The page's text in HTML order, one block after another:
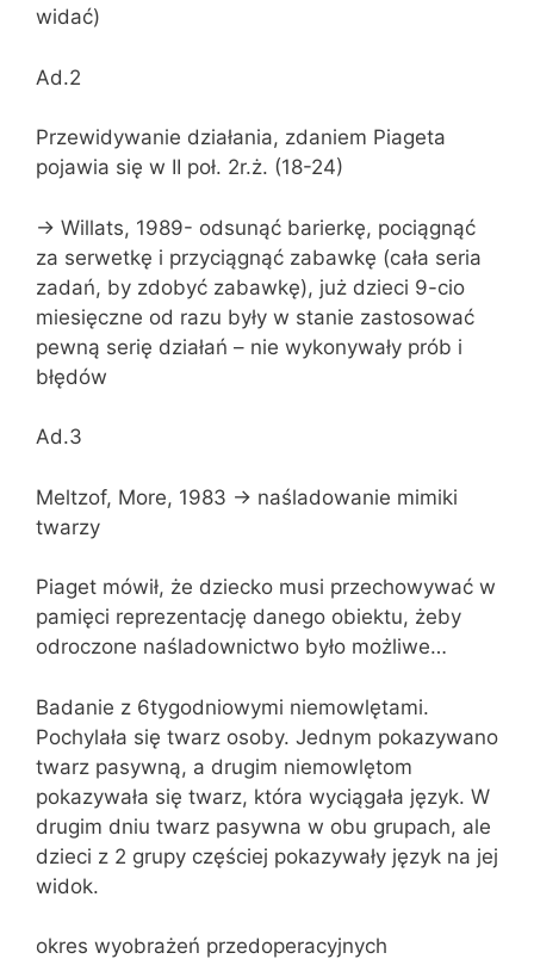
widać)
Ad.2
Przewidywanie działania, zdaniem Piageta
pojawia się w II poł. 2r.ż. (18-24)
-> Willats, 1989- odsunąć barierkę, pociągnąć
za serwetkę i przyciągnąć zabawkę (cała seria
zadań, by zdobyć zabawkę), już dzieci 9-cio
miesięczne od razu były w stanie zastosować
pewną serię działań – nie wykonywały prób i
błędów
Ad.3
Meltzof, More, 1983 -> naśladowanie mimiki
twarzy
Piaget mówił, że dziecko musi przechowywać w
pamięci reprezentację danego obiektu, żeby
odroczone naśladownictwo było możliwe…
Badanie z 6tygodniowymi niemowlętami.
Pochylała się twarz osoby. Jednym pokazywano
twarz pasywną, a drugim niemowlętom
pokazywała się twarz, która wyciągała język. W
drugim dniu twarz pasywna w obu grupach, ale
dzieci z 2 grupy częściej pokazywały język na jej
widok.
okres wyobrażeń przedoperacyjnych